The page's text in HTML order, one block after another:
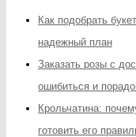
Как подобрать
надежный план
Заказать розы с
ошибиться и
Крольчатина:
готовить его